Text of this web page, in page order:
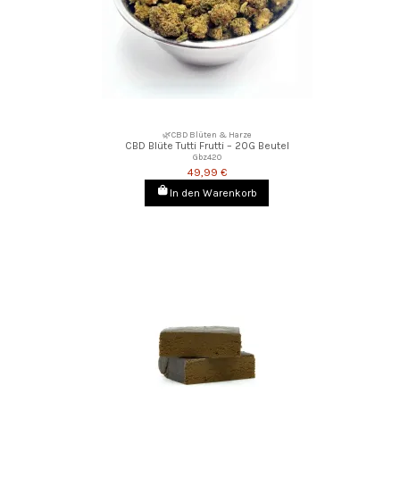
🌿CBD Blüten & Harze
CBD Blüte Tutti Frutti – 20G Beutel
Gbz420
49,99 €
In den Warenkorb